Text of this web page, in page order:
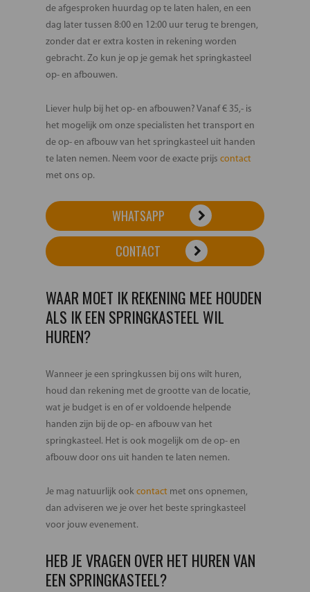
de afgesproken huurdag op te laten halen, en een
dag later tussen 8:00 en 12:00 uur terug te brengen,
zonder dat er extra kosten in rekening worden
gebracht. Zo kun je op je gemak het springkasteel
op- en afbouwen.
Liever hulp bij het op- en afbouwen? Vanaf € 35,- is
het mogelijk om onze specialisten het transport en
de op- en afbouw van het springkasteel uit handen
te laten nemen. Neem voor de exacte prijscontact
met ons op.
WHATSAPP
CONTACT
WAAR MOET IK REKENING MEE HOUDEN
ALS IK EEN SPRINGKASTEEL WIL
HUREN?
Wanneer je een springkussen bij ons wilt huren,
houd dan rekening met de grootte van de locatie,
wat je budget is en of er voldoende helpende
handen zijn bij de op- en afbouw van het
springkasteel. Het is ook mogelijk om de op- en
afbouw door ons uit handen te laten nemen.
Je mag natuurlijk ookcontact met ons opnemen,
dan adviseren we je over het beste springkasteel
voor jouw evenement.
HEB JE VRAGEN OVER HET HUREN VAN
EEN SPRINGKASTEEL?